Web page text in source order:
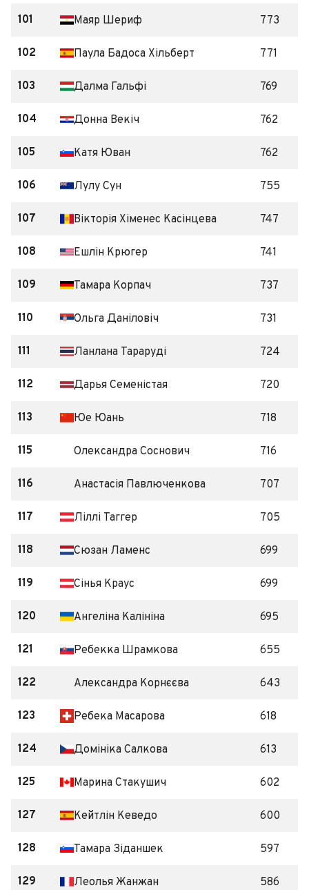
101 Маяр Шериф 773
102 Паула Бадоса Хільберт 771
103 Далма Гальфі 769
104 Донна Векіч 762
105 Катя Юван 762
106 Лулу Сун 755
107 Вікторія Хіменес Касінцева 747
108 Ешлін Крюгер 741
109 Тамара Корпач 737
110 Ольга Даніловіч 731
111 Ланлана Тараруді 724
112 Дарья Семеністая 720
113 Юе Юань 718
115 Олександра Соснович 716
116 Анастасія Павлюченкова 707
117 Ліллі Таггер 705
118 Сюзан Ламенс 699
119 Сінья Краус 699
120 Ангеліна Калініна 695
121 Ребекка Шрамкова 655
122 Александра Корнєєва 643
123 Ребека Масарова 618
124 Домініка Салкова 613
125 Марина Стакушич 602
127 Кейтлін Кеведо 600
128 Тамара Зіданшек 597
129 Леолья Жанжан 586